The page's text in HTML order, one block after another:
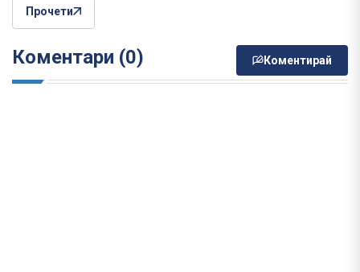
Прочети
Коментари (0) Коментирай